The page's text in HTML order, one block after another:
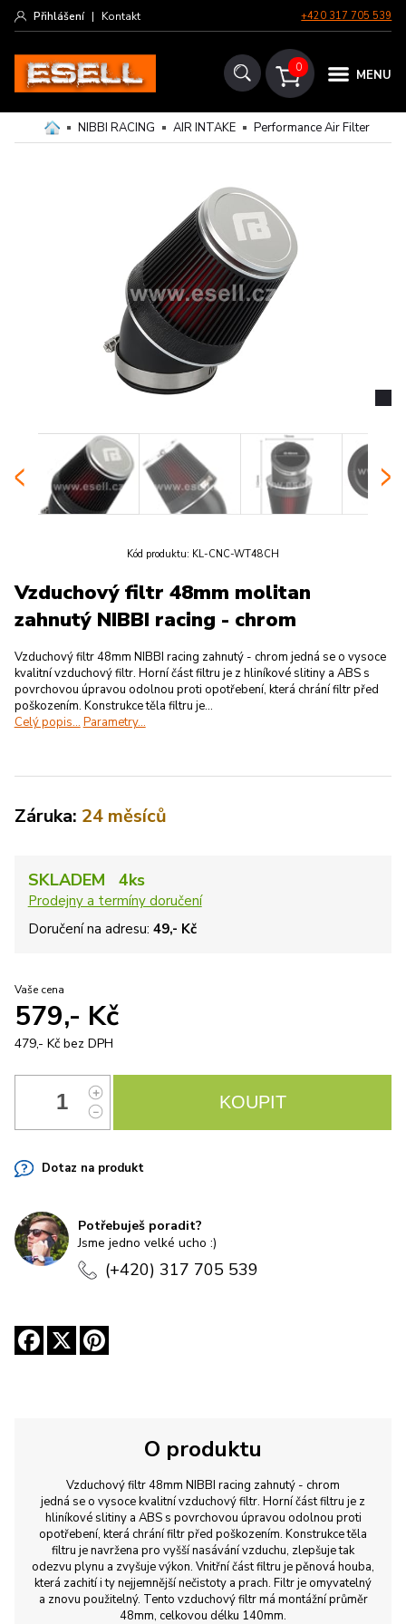
+420 317 705 539
Přihlášení | Kontakt
MENU
0
NIBBI RACING AIR INTAKE Performance Air Filter
Kód produktu: KL-CNC-WT48CH
Vzduchový filtr 48mm molitan
zahnutý NIBBI racing - chrom
Vzduchový filtr 48mm NIBBI racing zahnutý - chrom jedná se o vysoce
kvalitní vzduchový filtr. Horní část filtru je z hliníkové slitiny a ABS s
povrchovou úpravou odolnou proti opotřebení, která chrání filtr před
poškozením. Konstrukce těla filtru je...
Celý popis... Parametry...
Záruka: 24 měsíců
SKLADEM 4ks
Prodejny a termíny doručení
Doručení na adresu: 49,- Kč
Vaše cena
579,- Kč
479,- Kč bez DPH
Dotaz na produkt
Potřebuješ poradit?
Jsme jedno velké ucho :)
(+420) 317 705 539
O produktu
Vzduchový filtr 48mm NIBBI racing zahnutý - chrom
jedná se o vysoce kvalitní vzduchový filtr. Horní část filtru je z
hliníkové slitiny a ABS s povrchovou úpravou odolnou proti
opotřebení, která chrání filtr před poškozením. Konstrukce těla
filtru je navržena pro vyšší nasávání vzduchu, zlepšuje tak
odezvu plynu a zvyšuje výkon. Vnitřní část filtru je pěnová houba,
která zachití i ty nejjemnější nečistoty a prach. Filtr je omyvatelný
a znovu použitelný. Tento vzduchový filtr má montážní průměr
48mm, celkovou délku 140mm.